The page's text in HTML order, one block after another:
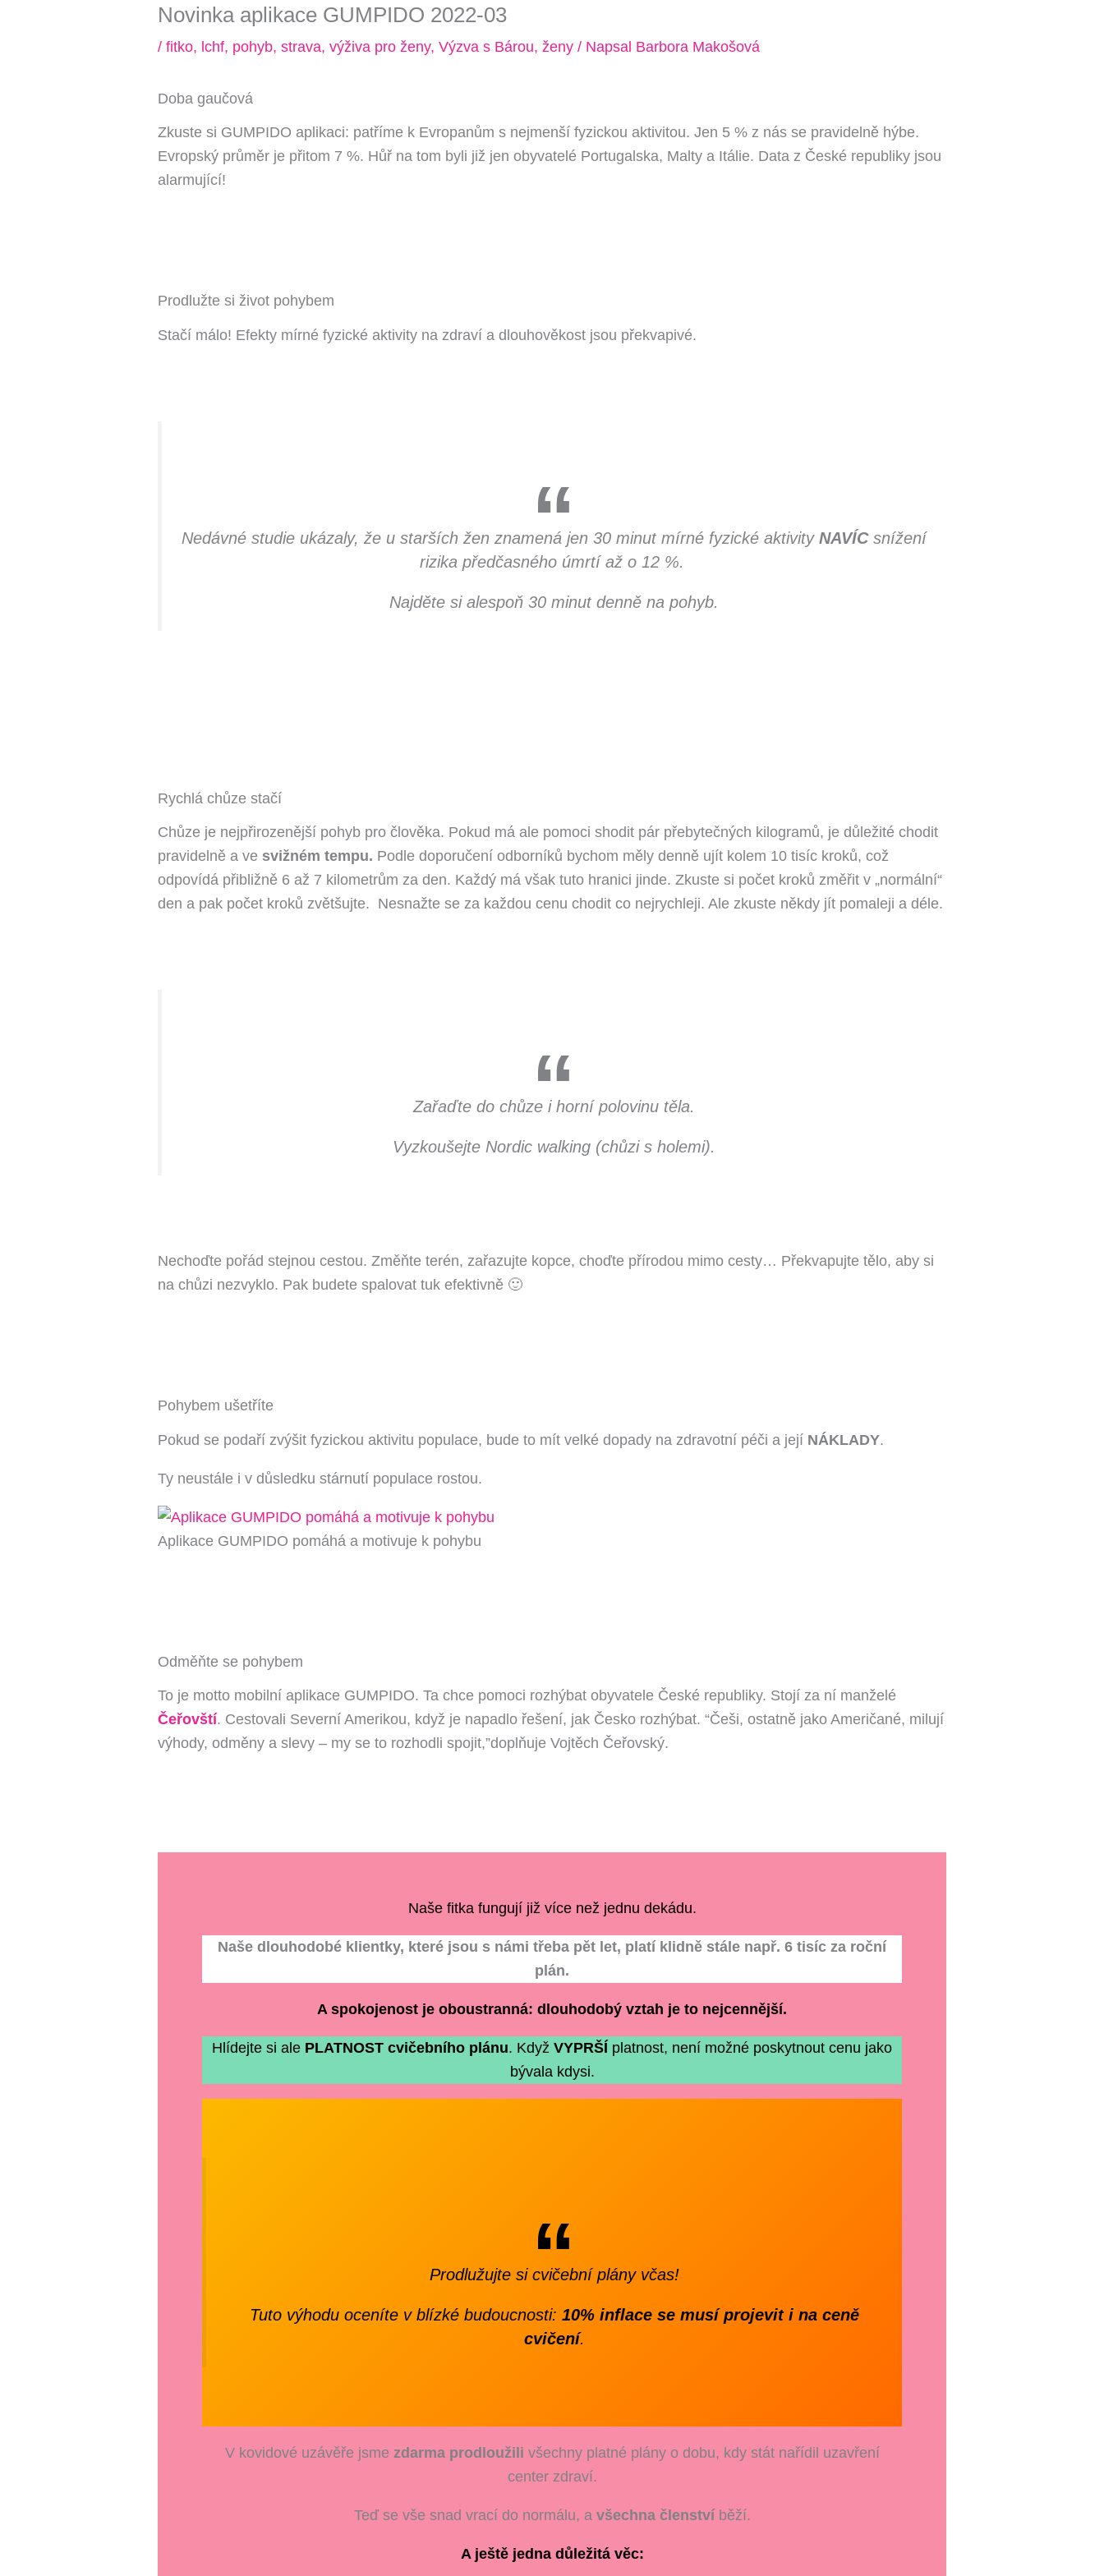
Novinka aplikace GUMPIDO 2022-03
/fitko,lchf,pohyb,strava,výživa pro ženy,Výzva s Bárou,ženy/ NapsalBarbora Makošová
Doba gaučová
Zkuste si GUMPIDO aplikaci: patříme k Evropanům s nejmenší fyzickou aktivitou. Jen 5 % z nás se pravidelně hýbe.
Evropský průměr je přitom 7 %. Hůř na tom byli již jen obyvatelé Portugalska, Malty a Itálie. Data z České republiky jsou
alarmující!
Prodlužte si život pohybem
Stačí málo! Efekty mírné fyzické aktivity na zdraví a dlouhověkost jsou překvapivé.
Nedávné studie ukázaly, že u starších žen znamená jen 30 minut mírné fyzické aktivityNAVÍCsnížení
rizika předčasného úmrtí až o 12 %.
Najděte si alespoň 30 minut denně na pohyb.
Rychlá chůze stačí
Chůze je nejpřirozenější pohyb pro člověka. Pokud má ale pomoci shodit pár přebytečných kilogramů, je důležité chodit
pravidelně a vesvižném tempu.Podle doporučení odborníků bychom měly denně ujít kolem 10 tisíc kroků, což
odpovídá přibližně 6 až 7 kilometrům za den. Každý má však tuto hranici jinde. Zkuste si počet kroků změřit v „normální“
den a pak počet kroků zvětšujte. Nesnažte se za každou cenu chodit co nejrychleji. Ale zkuste někdy jít pomaleji a déle.
Zařaďte do chůze i horní polovinu těla.
Vyzkoušejte Nordic walking (chůzi s holemi).
Nechoďte pořád stejnou cestou. Změňte terén, zařazujte kopce, choďte přírodou mimo cesty… Překvapujte tělo, aby si
na chůzi nezvyklo. Pak budete spalovat tuk efektivně 🙂
Pohybem ušetříte
Pokud se podaří zvýšit fyzickou aktivitu populace, bude to mít velké dopady na zdravotní péči a jejíNÁKLADY.
Ty neustále i v důsledku stárnutí populace rostou.
Aplikace GUMPIDO pomáhá a motivuje k pohybu
Odměňte se pohybem
To je motto mobilní aplikace GUMPIDO. Ta chce pomoci rozhýbat obyvatele České republiky. Stojí za ní manželé
Čeřovští. Cestovali Severní Amerikou, když je napadlo řešení, jak Česko rozhýbat. “Češi, ostatně jako Američané, milují
výhody, odměny a slevy – my se to rozhodli spojit,”doplňuje Vojtěch Čeřovský.
Naše fitka fungují již více než jednu dekádu.
Naše dlouhodobé klientky, které jsou s námi třeba pět let, platí klidně stále např. 6 tisíc za roční
plán.
A spokojenost je oboustranná: dlouhodobý vztah je to nejcennější.
Hlídejte si alePLATNOST cvičebního plánu. KdyžVYPRŠÍplatnost, není možné poskytnout cenu jako
bývala kdysi.
Prodlužujte si cvičební plány včas!
Tuto výhodu oceníte v blízké budoucnosti:10% inflace se musí projevit i na ceně
cvičení.
V kovidové uzávěře jsmezdarma prodloužili všechny platné plány o dobu, kdy stát nařídil uzavření
center zdraví.
Teď se vše snad vrací do normálu, avšechna členstvíběží.
A ještě jedna důležitá věc:
Kde bude Váš zkušební trénink?
P4 Pankrác/Budějovická
P11 Chodov (metro C) - OD 10.8. 2026
Souhlas se zpracováním osobních údajů. Údaje jsou v bezpečí, neposíláme spam.